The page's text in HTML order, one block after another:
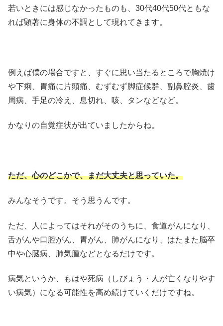
若いときには感じなかったものも、30代40代50代ともな
れば顕著に身体の不調として現れてきます。
例えば僕の場合ですと、すぐに思い当たるところで胸焼け
や下痢、胃痛に片頭痛、むずむず脚症候群、副鼻腔炎、歯
周病、手足の冷え、息切れ、咳、タンなどなど。
かなりの自覚症状が出ていましたからね。
ただ、心のどこかで、まだ大丈夫と思っていた。
みんなそうです。そう思うんです。
ただ、人によってはそれがそのうちに、食道がんになり、
舌がんや口腔がん、胃がん、肺がんになり、はたまた脳卒
中や心臓病、肺気腫などとなるだけです。
病気というか、もはや死病（しびょう・人が亡くなりやす
い病気）になる可能性を高め続けていくだけですね。